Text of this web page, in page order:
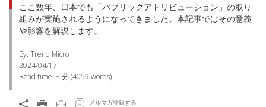
ここ数年、日本でも「パブリックアトリビューション」の取り
組みが実施されるようになってきました。本記事ではその意義
や影響を解説します。
By: Trend Micro
2024/04/17
Read time: 8 分(4059 words)
メルマガ登録する